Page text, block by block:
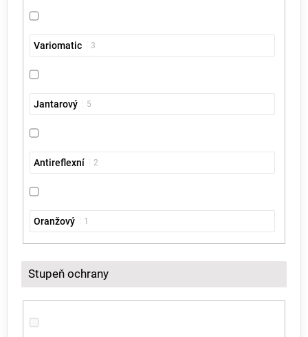
Variomatic 3
Jantarový 5
Antireflexní 2
Oranžový 1
Stupeň ochrany